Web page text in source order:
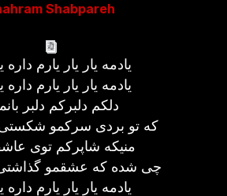
Shabpareh
یادمه یار یار یارم داره
یادمه یار یار یارم داره
دلکم دلبرکم دلبر
که تو بردی سرکمو شکستی
منیکه شاپرکم توی
چی شده که عشقمو
یادمه یار یار یارم داره